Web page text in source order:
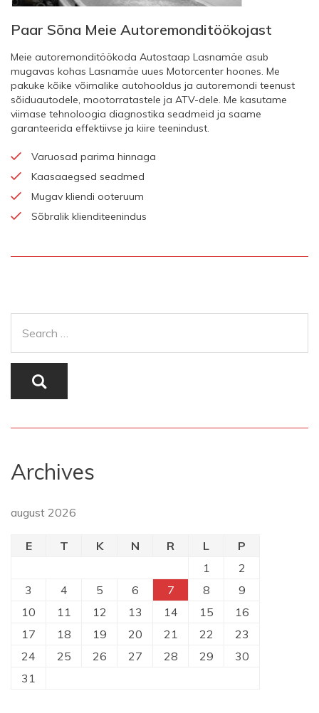
Paar Sõna Meie Autoremonditöökojast
Meie autoremonditöökoda Autostaap Lasnamäe asub
mugavas kohas Lasnamäe uues Motorcenter hoones. Me
pakuke kõike võimalike autohooldus ja autoremondi teenust
sõiduautodele, mootorratastele ja ATV-dele. Me kasutame
viimase tehnoloogia diagnostika seadmeid ja saame
garanteerida effektiivse ja kiire teenindust.
Varuosad parima hinnaga
Kaasaaegsed seadmed
Mugav kliendi ooteruum
Sõbralik klienditeenindus
Archives
august 2026
E T K N R L
P
1
2
3
4 5 6 7 8
9
10
11 12 13 14 15
16
17
18 19 20 21 22
23
24
25 26 27 28 29
30
31